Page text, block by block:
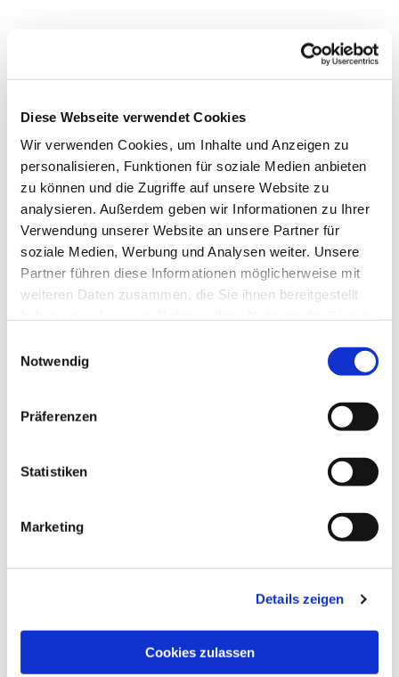
Diese Webseite verwendet Cookies
Wir verwenden Cookies, um Inhalte und Anzeigen zu
personalisieren, Funktionen für soziale Medien anbieten
zu können und die Zugriffe auf unsere Website zu
analysieren. Außerdem geben wir Informationen zu Ihrer
Verwendung unserer Website an unsere Partner für
soziale Medien, Werbung und Analysen weiter. Unsere
Partner führen diese Informationen möglicherweise mit
weiteren Daten zusammen, die Sie ihnen bereitgestellt
Notwendig
Präferenzen
Statistiken
Marketing
Details zeigen
Cookies zulassen
Dies könnte Sie auch
interessieren